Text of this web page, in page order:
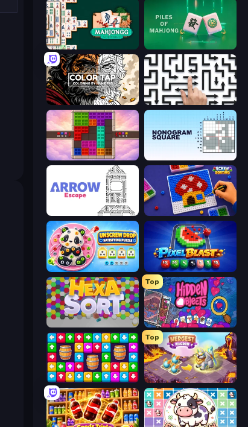
Mahjongg Solitaire Piles of Mahjong
Color Tap: Coloring by Numbers Arrow Escape: Puzzle
Color Cube Puzzle
Arrow Escape Screw Sorting
Unscrew Drop: Satisfying Puzzle Pixel Blast
Top
Hidden Objects
Tap Away Story
Top
Mergest Kingdom